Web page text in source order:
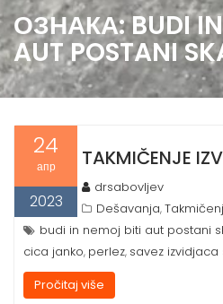
ОЗНАКА:BUDI
AUT POSTANI
24
апр
2023
TAKMIČENJE
drsabovljev
Dešavanja,
budi in nemoj biti aut postani
cica janko, perlez, savez izvidjaca
Pročitaj više